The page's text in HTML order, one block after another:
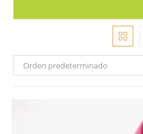
Orden predeterminado